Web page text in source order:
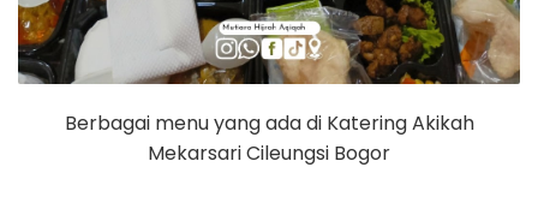
Berbagai menu yang ada di Katering Akikah
Mekarsari Cileungsi Bogor